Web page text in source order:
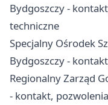
Bydgoszczy -
techniczne
Specjalny Ośrodek
Bydgoszczy -
Regionalny Zarząd
- kontakt,